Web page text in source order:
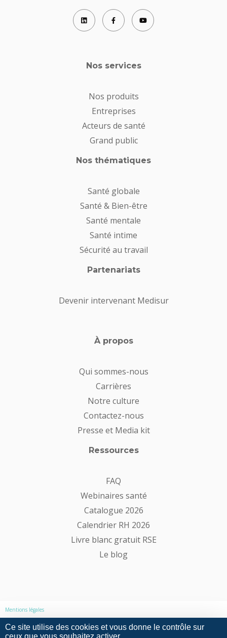
Nos services
Nos produits
Entreprises
Acteurs de santé
Grand public
Nos thématiques
Santé globale
Santé & Bien-être
Santé mentale
Santé intime
Sécurité au travail
Partenariats
Devenir intervenant Medisur
À propos
Qui sommes-nous
Carrières
Notre culture
Contactez-nous
Presse et Media kit
Ressources
FAQ
Webinaires santé
Catalogue 2026
Calendrier RH 2026
Livre blanc gratuit RSE
Le blog
Mentions légales
Politique de confidentialité
Ce site utilise des cookies et vous donne le contrôle sur
ceux que vous souhaitez activer